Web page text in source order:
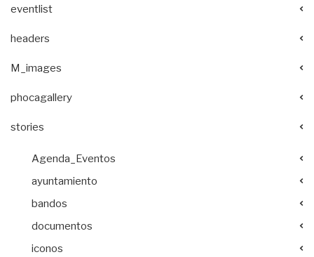
eventlist
headers
M_images
phocagallery
stories
Agenda_Eventos
ayuntamiento
bandos
documentos
iconos